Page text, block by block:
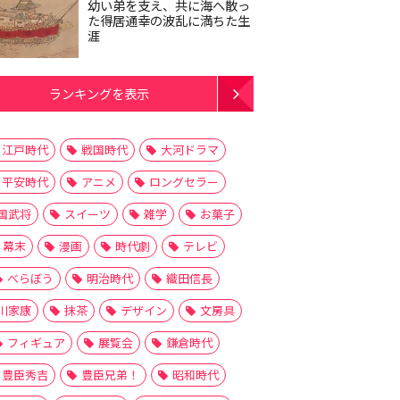
幼い弟を支え、共に海へ散っ
た得居通幸の波乱に満ちた生
涯
ランキングを表示
江戸時代 戦国時代
大河ドラマ
平安時代
アニメ
ロングセラー
武将
スイーツ 雑学
お菓子
幕末
漫画 時代劇
テレビ
べらぼう
明治時代
織田信長
家康
抹茶 デザイン
文房具
フィギュア
展覧会
鎌倉時代
豊臣秀吉
豊臣兄弟！
昭和時代